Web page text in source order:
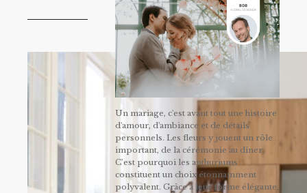
Un mariage, c'est avant tout une histoire
d'amour, d'ambiance et de détails
personnels. Les fleurs y jouent un rôle
important, de la cérémonie au dîner.
C’est pourquoi les anthuriums
constituent un choix étonnamment
polyvalent. Grâce à leur forme élégante,